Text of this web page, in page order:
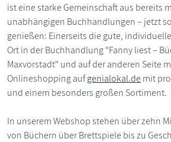
ist eine starke Gemeinschaft aus bereits
unabhängigen Buchhandlungen – jetzt
genießen: Einerseits die gute,
Ort in der Buchhandlung "Fanny liest –
Maxvorstadt" und auf der anderen Seite
Onlineshopping aufgenialokal.demit
und einem besonders großen Sortiment.
In unserem Webshop stehen über zehn
von Büchern über Brettspiele bis zu